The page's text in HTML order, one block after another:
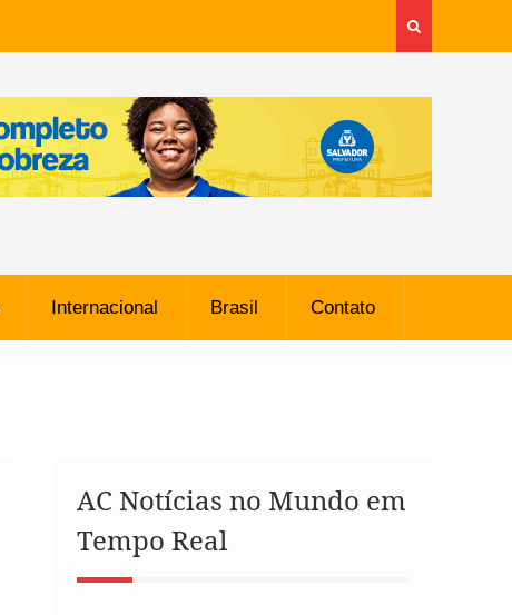
Internacional Brasil Contato
AC Notícias no Mundo em
Tempo Real